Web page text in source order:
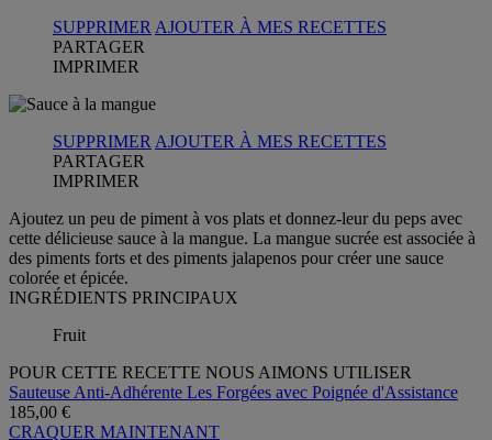
SUPPRIMER AJOUTER À MES RECETTES
PARTAGER
IMPRIMER
SUPPRIMER AJOUTER À MES RECETTES
PARTAGER
IMPRIMER
Ajoutez un peu de piment à vos plats et donnez-leur du peps avec
cette délicieuse sauce à la mangue. La mangue sucrée est associée à
des piments forts et des piments jalapenos pour créer une sauce
colorée et épicée.
INGRÉDIENTS PRINCIPAUX
Fruit
POUR CETTE RECETTE NOUS AIMONS UTILISER
Sauteuse Anti-Adhérente Les Forgées avec Poignée d'Assistance
185,00 €
CRAQUER MAINTENANT